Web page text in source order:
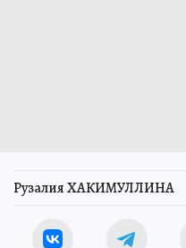
Рузалия ХАКИМУЛЛИНА